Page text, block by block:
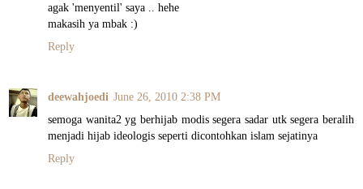
agak 'menyentil' saya .. hehe
makasih ya mbak :)
Reply
deewahjoedi June 26, 2010 2:38 PM
semoga wanita2 yg berhijab modis segera sadar utk segera beralih
menjadi hijab ideologis seperti dicontohkan islam sejatinya
Reply